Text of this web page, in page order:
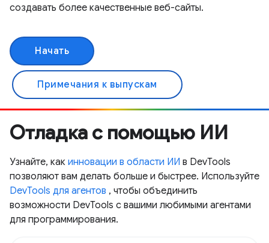
создавать более качественные веб-сайты.
Начать
Примечания к выпускам
Отладка с помощью ИИ
Узнайте, как инновации в области ИИ в DevTools
позволяют вам делать больше и быстрее. Используйте
DevTools для агентов , чтобы объединить
возможности DevTools с вашими любимыми агентами
для программирования.